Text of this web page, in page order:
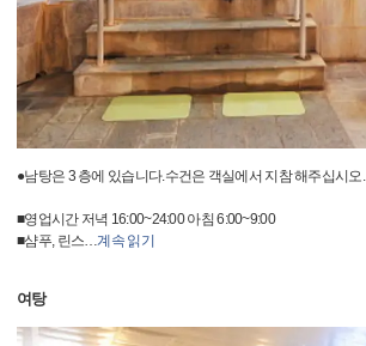
●남탕은 3 층에 있습니다.수건은 객실에서 지참 해주십시오.
■영업시간 저녁 16:00~24:00 아침 6:00~9:00
■샴푸, 린스…계속 읽기
여탕